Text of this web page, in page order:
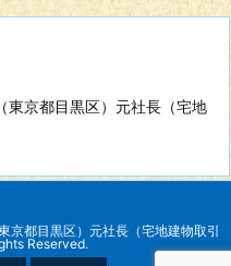
京都目黒区）元社長（宅地建物取引
Reserved.